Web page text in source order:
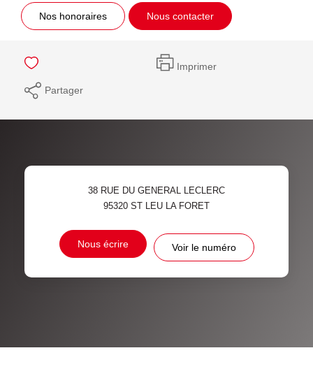
Nos honoraires Nous contacter
Imprimer
Partager
38 RUE DU GENERAL LECLERC
95320 ST LEU LA FORET
Nous écrire Voir le numéro